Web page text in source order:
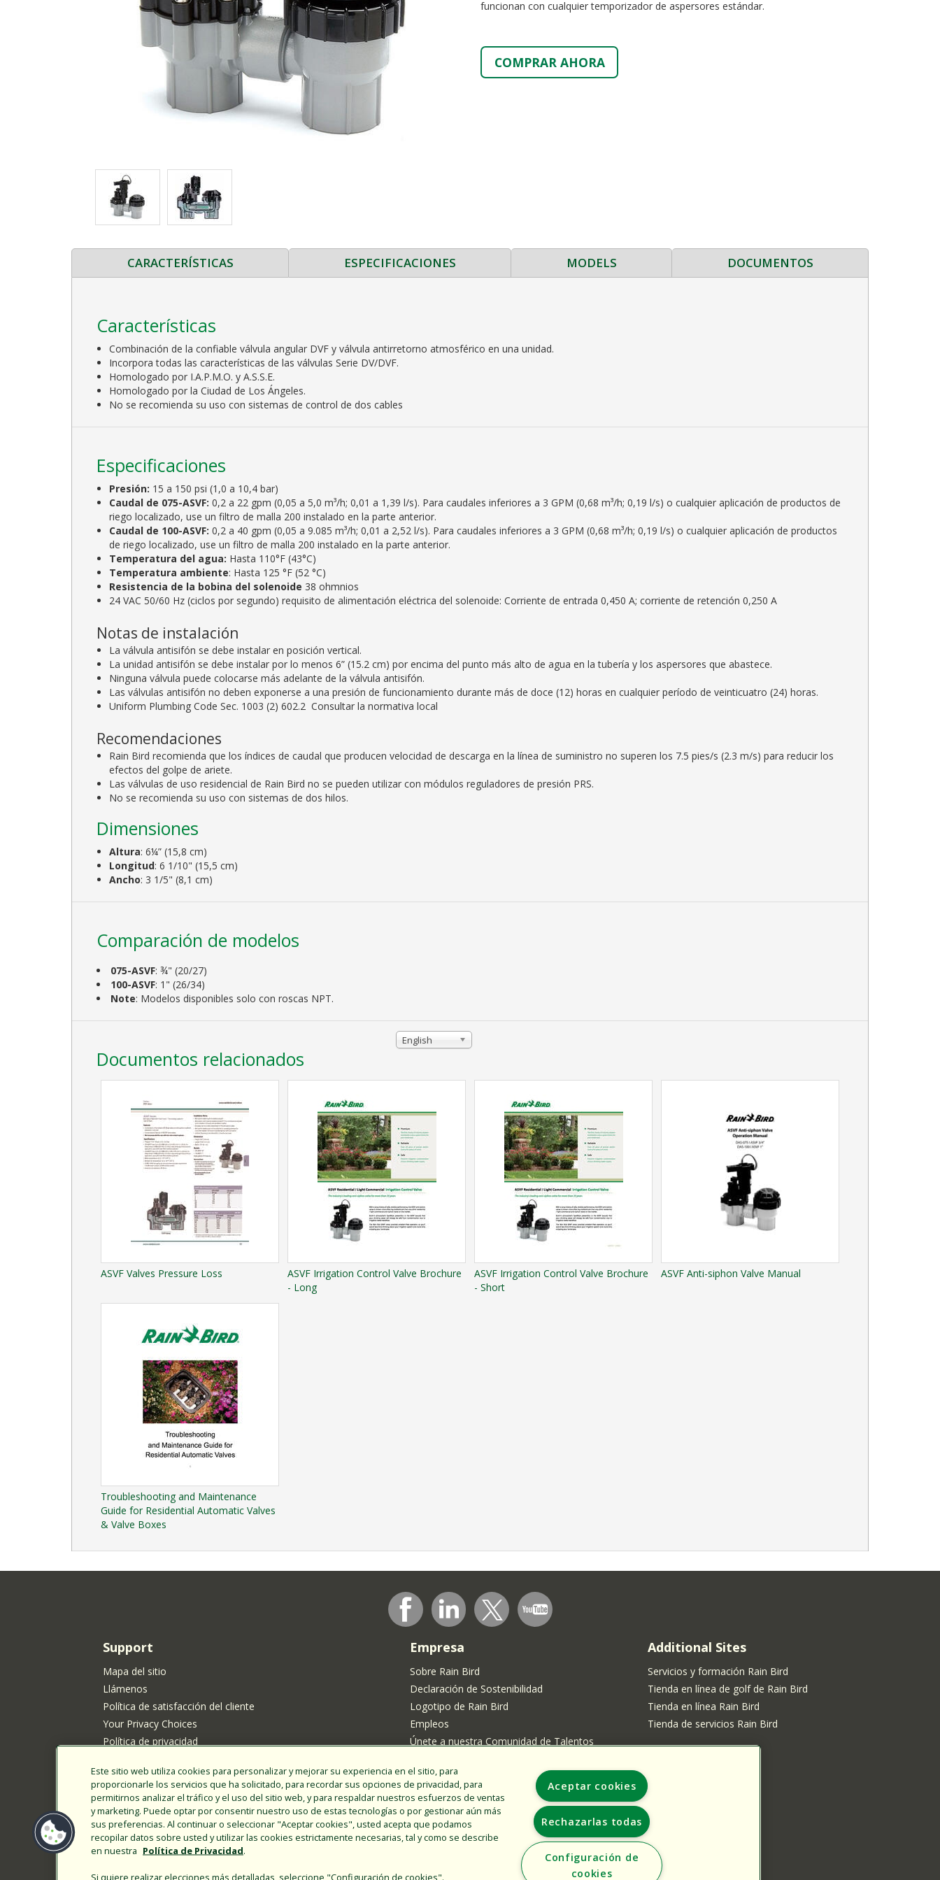
funcionan con cualquier temporizador de aspersores estándar.
COMPRAR AHORA
CARACTERÍSTICAS ESPECIFICACIONES MODELS DOCUMENTOS
Características
Combinación de la confiable válvula angular DVF y válvula antirretorno atmosférico en una unidad.
Incorpora todas las características de las válvulas Serie DV/DVF.
Homologado por I.A.P.M.O. y A.S.S.E.
Homologado por la Ciudad de Los Ángeles.
No se recomienda su uso con sistemas de control de dos cables
Especificaciones
Presión: 15 a 150 psi (1,0 a 10,4 bar)
Caudal de 075-ASVF: 0,2 a 22 gpm (0,05 a 5,0 m³/h; 0,01 a 1,39 l/s). Para caudales inferiores a 3 GPM (0,68 m³/h; 0,19 l/s) o cualquier aplicación de productos de
riego localizado, use un filtro de malla 200 instalado en la parte anterior.
Caudal de 100-ASVF: 0,2 a 40 gpm (0,05 a 9.085 m³/h; 0,01 a 2,52 l/s). Para caudales inferiores a 3 GPM (0,68 m³/h; 0,19 l/s) o cualquier aplicación de productos
de riego localizado, use un filtro de malla 200 instalado en la parte anterior.
Temperatura del agua: Hasta 110°F (43°C)
Temperatura ambiente: Hasta 125 °F (52 °C)
Resistencia de la bobina del solenoide 38 ohmnios
24 VAC 50/60 Hz (ciclos por segundo) requisito de alimentación eléctrica del solenoide: Corriente de entrada 0,450 A; corriente de retención 0,250 A
Notas de instalación
La válvula antisifón se debe instalar en posición vertical.
La unidad antisifón se debe instalar por lo menos 6” (15.2 cm) por encima del punto más alto de agua en la tubería y los aspersores que abastece.
Ninguna válvula puede colocarse más adelante de la válvula antisifón.
Las válvulas antisifón no deben exponerse a una presión de funcionamiento durante más de doce (12) horas en cualquier período de veinticuatro (24) horas.
Uniform Plumbing Code Sec. 1003 (2) 602.2 Consultar la normativa local
Recomendaciones
Rain Bird recomienda que los índices de caudal que producen velocidad de descarga en la línea de suministro no superen los 7.5 pies/s (2.3 m/s) para reducir los
efectos del golpe de ariete.
Las válvulas de uso residencial de Rain Bird no se pueden utilizar con módulos reguladores de presión PRS.
No se recomienda su uso con sistemas de dos hilos.
Dimensiones
Altura: 6¼” (15,8 cm)
Longitud: 6 1/10" (15,5 cm)
Ancho: 3 1/5" (8,1 cm)
Comparación de modelos
075-ASVF: ¾" (20/27)
100-ASVF: 1" (26/34)
Note: Modelos disponibles solo con roscas NPT.
Documentos relacionados
English
ASVF Valves Pressure Loss
ASVF Irrigation Control Valve Brochure
- Long
ASVF Irrigation Control Valve Brochure
- Short
ASVF Anti-siphon Valve Manual
Troubleshooting and Maintenance
Guide for Residential Automatic Valves
& Valve Boxes
Support
Mapa del sitio
Llámenos
Política de satisfacción del cliente
Your Privacy Choices
Política de privacidad
Aviso de privacidad de Rain Bird para los residentes de
California
Presentar ideas de nuevos productos
Términos de uso
Ley de Transparencia de CA
Ingreso de cliente
Empresa
Sobre Rain Bird
Declaración de Sostenibilidad
Logotipo de Rain Bird
Empleos
Únete a nuestra Comunidad de Talentos
Additional Sites
Servicios y formación Rain Bird
Tienda en línea de golf de Rain Bird
Tienda en línea Rain Bird
Tienda de servicios Rain Bird
Este sitio web utiliza cookies para personalizar y mejorar su experiencia en el sitio, para
proporcionarle los servicios que ha solicitado, para recordar sus opciones de privacidad, para
permitirnos analizar el tráfico y el uso del sitio web, y para respaldar nuestros esfuerzos de ventas
y marketing. Puede optar por consentir nuestro uso de estas tecnologías o por gestionar aún más
sus preferencias. Al continuar o seleccionar "Aceptar cookies", usted acepta que podamos
recopilar datos sobre usted y utilizar las cookies estrictamente necesarias, tal y como se describe
en nuestra Política de Privacidad.
Si quiere realizar elecciones más detalladas, seleccione "Configuración de cookies".
Aceptar cookies
Rechazarlas todas
Configuración de
cookies